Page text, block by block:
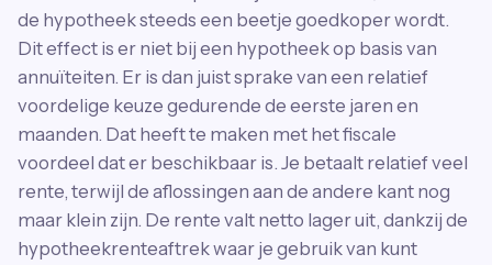
de hypotheek steeds een beetje goedkoper wordt.
Dit effect is er niet bij een hypotheek op basis van
annuïteiten. Er is dan juist sprake van een relatief
voordelige keuze gedurende de eerste jaren en
maanden. Dat heeft te maken met het fiscale
voordeel dat er beschikbaar is. Je betaalt relatief veel
rente, terwijl de aflossingen aan de andere kant nog
maar klein zijn. De rente valt netto lager uit, dankzij de
hypotheekrenteaftrek waar je gebruik van kunt